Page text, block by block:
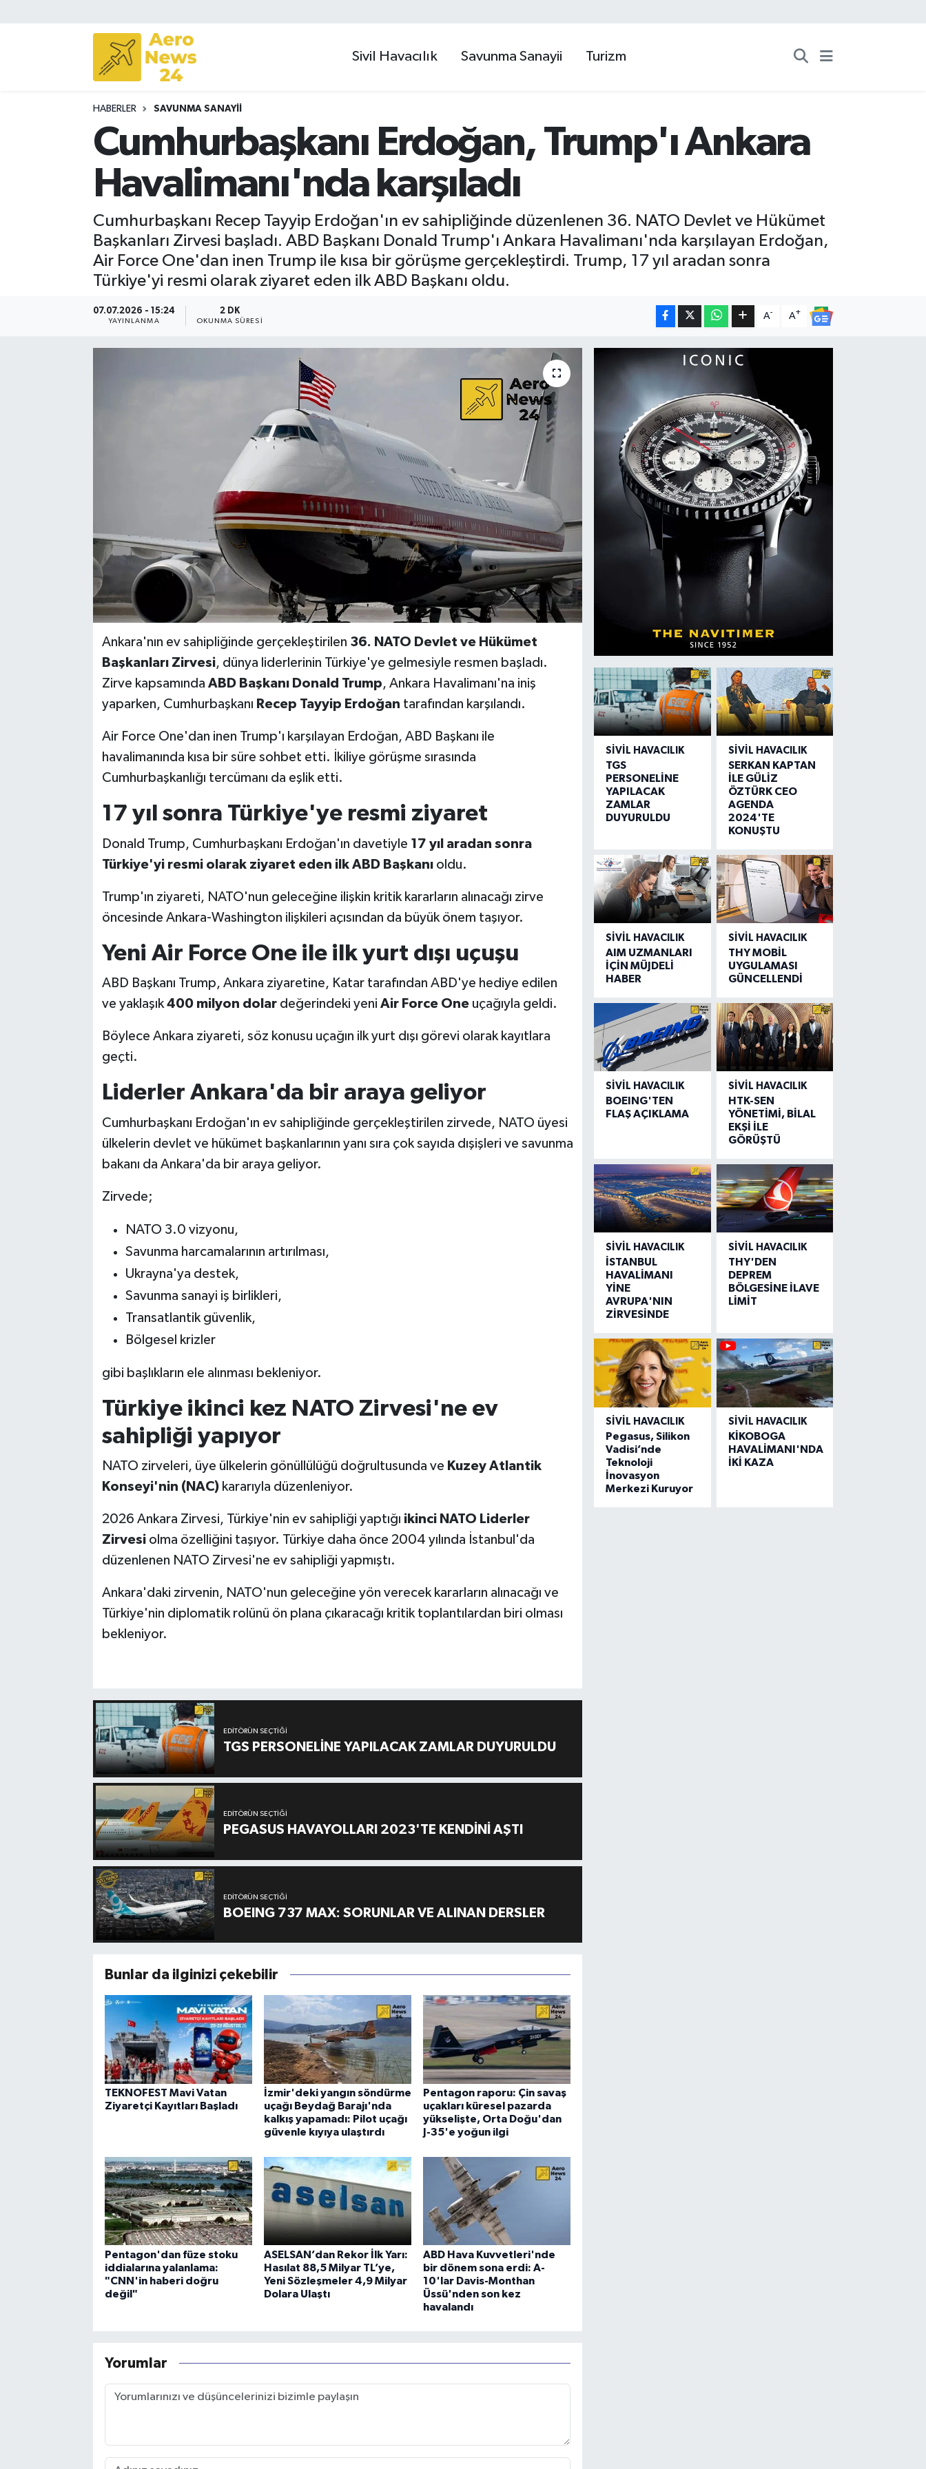
Sivil Havacılık Savunma Sanayii Turizm
HABERLER SAVUNMA SANAYII
Cumhurbaşkanı Erdoğan, Trump'ı Ankara
Havalimanı'nda karşıladı
Cumhurbaşkanı Recep Tayyip Erdoğan'ın ev sahipliğinde düzenlenen 36. NATO Devlet ve Hükümet
Başkanları Zirvesi başladı. ABD Başkanı Donald Trump'ı Ankara Havalimanı'nda karşılayan Erdoğan,
Air Force One'dan inen Trump ile kısa bir görüşme gerçekleştirdi. Trump, 17 yıl aradan sonra
Türkiye'yi resmi olarak ziyaret eden ilk ABD Başkanı oldu.
07.07.2026 - 15:24
YAYINLANMA
2 DK
OKUNMA SÜRESI
A- A+
Ankara'nın ev sahipliğinde gerçekleştirilen 36. NATO Devlet ve Hükümet
Başkanları Zirvesi, dünya liderlerinin Türkiye'ye gelmesiyle resmen başladı.
Zirve kapsamında ABD Başkanı Donald Trump, Ankara Havalimanı'na iniş
yaparken, Cumhurbaşkanı Recep Tayyip Erdoğan tarafından karşılandı.
Air Force One'dan inen Trump'ı karşılayan Erdoğan, ABD Başkanı ile
havalimanında kısa bir süre sohbet etti. İkiliye görüşme sırasında
Cumhurbaşkanlığı tercümanı da eşlik etti.
17 yıl sonra Türkiye'ye resmi ziyaret
Donald Trump, Cumhurbaşkanı Erdoğan'ın davetiyle 17 yıl aradan sonra
Türkiye'yi resmi olarak ziyaret eden ilk ABD Başkanıoldu.
Trump'ın ziyareti, NATO'nun geleceğine ilişkin kritik kararların alınacağı zirve
öncesinde Ankara-Washington ilişkileri açısından da büyük önem taşıyor.
Yeni Air Force One ile ilk yurt dışı uçuşu
ABD Başkanı Trump, Ankara ziyaretine, Katar tarafından ABD'ye hediye edilen
ve yaklaşık400 milyon dolardeğerindeki yeni Air Force Oneuçağıyla geldi.
Böylece Ankara ziyareti, söz konusu uçağın ilk yurt dışı görevi olarak kayıtlara
geçti.
Liderler Ankara'da bir araya geliyor
Cumhurbaşkanı Erdoğan'ın ev sahipliğinde gerçekleştirilen zirvede, NATO üyesi
ülkelerin devlet ve hükümet başkanlarının yanı sıra çok sayıda dışişleri ve savunma
bakanı da Ankara'da bir araya geliyor.
Zirvede;
NATO 3.0 vizyonu,
Savunma harcamalarının artırılması,
Ukrayna'ya destek,
Savunma sanayi iş birlikleri,
Transatlantik güvenlik,
Bölgesel krizler
gibi başlıkların ele alınması bekleniyor.
Türkiye ikinci kez NATO Zirvesi'ne ev
sahipliği yapıyor
NATO zirveleri, üye ülkelerin gönüllülüğü doğrultusunda ve Kuzey Atlantik
Konseyi'nin (NAC)kararıyla düzenleniyor.
2026 Ankara Zirvesi, Türkiye'nin ev sahipliği yaptığı ikinci NATO Liderler
Zirvesiolma özelliğini taşıyor. Türkiye daha önce 2004 yılında İstanbul'da
düzenlenen NATO Zirvesi'ne ev sahipliği yapmıştı.
Ankara'daki zirvenin, NATO'nun geleceğine yön verecek kararların alınacağı ve
Türkiye'nin diplomatik rolünü ön plana çıkaracağı kritik toplantılardan biri olması
bekleniyor.
EDITÖRÜN SEÇTIĞI
TGS PERSONELİNE YAPILACAK ZAMLAR DUYURULDU
EDITÖRÜN SEÇTIĞI
PEGASUS HAVAYOLLARI 2023'TE KENDİNİ AŞTI
EDITÖRÜN SEÇTIĞI
BOEING 737 MAX: SORUNLAR VE ALINAN DERSLER
Bunlar da ilginizi çekebilir
TEKNOFEST Mavi Vatan
Ziyaretçi Kayıtları Başladı
İzmir'deki yangın söndürme
uçağı Beydağ Barajı'nda
kalkış yapamadı: Pilot uçağı
güvenle kıyıya ulaştırdı
Pentagon raporu: Çin savaş
uçakları küresel pazarda
yükselişte, Orta Doğu'dan
J-35'e yoğun ilgi
Pentagon'dan füze stoku
iddialarına yalanlama:
"CNN'in haberi doğru
değil"
ASELSAN’dan Rekor İlk Yarı:
Hasılat 88,5 Milyar TL’ye,
Yeni Sözleşmeler 4,9 Milyar
Dolara Ulaştı
ABD Hava Kuvvetleri'nde
bir dönem sona erdi: A-
10'lar Davis-Monthan
Üssü'nden son kez
havalandı
Yorumlar
SIVIL HAVACILIK
TGS
PERSONELİNE
YAPILACAK
ZAMLAR
DUYURULDU
SIVIL HAVACILIK
SERKAN KAPTAN
İLE GÜLİZ
ÖZTÜRK CEO
AGENDA
2024'TE
KONUŞTU
SIVIL HAVACILIK
AIM UZMANLARI
İÇİN MÜJDELİ
HABER
SIVIL HAVACILIK
THY MOBİL
UYGULAMASI
GÜNCELLENDİ
SIVIL HAVACILIK
BOEING'TEN
FLAŞ AÇIKLAMA
SIVIL HAVACILIK
HTK-SEN
YÖNETİMİ, BİLAL
EKŞİ İLE
GÖRÜŞTÜ
SIVIL HAVACILIK
İSTANBUL
HAVALİMANI
YİNE
AVRUPA'NIN
ZİRVESİNDE
SIVIL HAVACILIK
THY'DEN
DEPREM
BÖLGESİNE İLAVE
LİMİT
SIVIL HAVACILIK
Pegasus, Silikon
Vadisi’nde
Teknoloji
İnovasyon
Merkezi Kuruyor
SIVIL HAVACILIK
KİKOBOGA
HAVALİMANI'NDA
İKİ KAZA
Sivil Havacılık